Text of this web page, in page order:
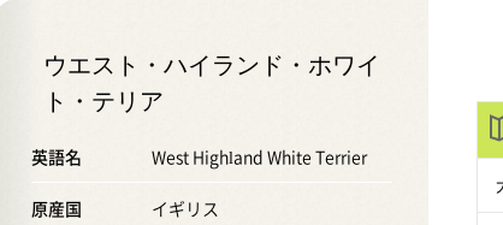
ウエスト・ハイランド・ホワイ
ト・テリア
英語名 West Highland White Terrier
原産国 イギリス